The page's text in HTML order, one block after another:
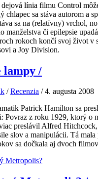
línia filmu Control
chlapec sa stáva autorom a
sa na (relatívny) vrchol,
manželstva či epilepsie
rokoch končí svoj život v
a Joy Division.
lampy /
/Recenzia /4. augusta 2008
Patrick Hamilton sa
Povraz z roku 1929, ktorý o
preslávil Alfred
slov a manipulácii. Tá
sa dočkala aj dvoch